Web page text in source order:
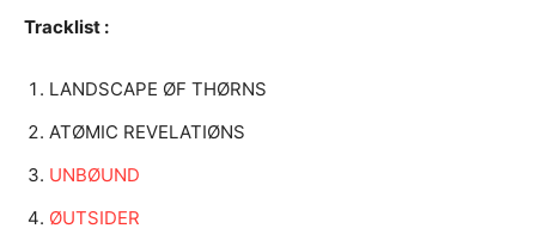
Tracklist :
LANDSCAPE ØF THØRNS
ATØMIC REVELATIØNS
UNBØUND
ØUTSIDER